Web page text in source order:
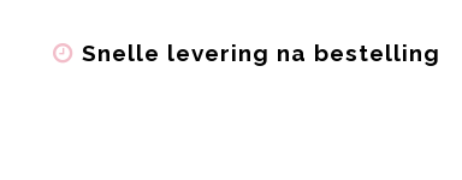
Snelle levering na bestelling